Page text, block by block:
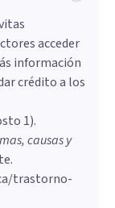
acceder
información
crédito a los
1).
causas y
trastorno-